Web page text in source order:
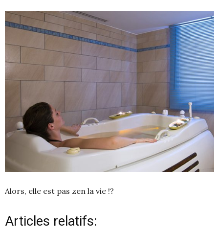
Alors, elle est pas zen la vie !?
Articles relatifs: